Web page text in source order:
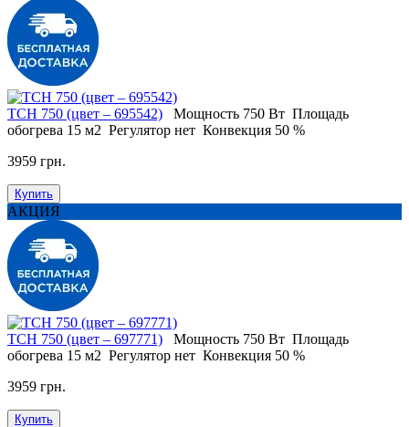
TCH 750 (цвет – 695542) Мощность 750 Вт Площадь
обогрева 15 м2 Регулятор нет Конвекция 50 %
3959 грн.
Купить
АКЦИЯ
TCH 750 (цвет – 697771) Мощность 750 Вт Площадь
обогрева 15 м2 Регулятор нет Конвекция 50 %
3959 грн.
Купить